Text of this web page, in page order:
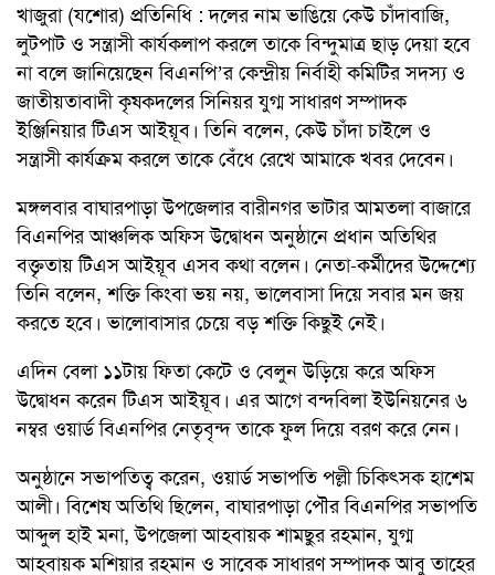
খাজুরা (যশোর) প্রতিনিধি : দলের নাম ভাঙিয়ে কেউ চাঁদাবাজি,
লুটপাট ও সন্ত্রাসী কার্যকলাপ করলে তাকে বিন্দুমাত্র ছাড় দেয়া হবে
না বলে জানিয়েছেন বিএনপি’র কেন্দ্রীয় নির্বাহী কমিটির সদস্য ও
জাতীয়তাবাদী কৃষকদলের সিনিয়র যুগ্ম সাধারণ সম্পাদক
ইঞ্জিনিয়ার টিএস আইয়ূব। তিনি বলেন, কেউ চাঁদা চাইলে ও
সন্ত্রাসী কার্যক্রম করলে তাকে বেঁধে রেখে আমাকে খবর দেবেন।
মঙ্গলবার বাঘারপাড়া উপজেলার বারীনগর ভাটার আমতলা বাজারে
বিএনপির আঞ্চলিক অফিস উদ্বোধন অনুষ্ঠানে প্রধান অতিথির
বক্তৃতায় টিএস আইয়ূব এসব কথা বলেন। নেতা-কর্মীদের উদ্দেশ্যে
তিনি বলেন, শক্তি কিংবা ভয় নয়, ভালেবাসা দিয়ে সবার মন জয়
করতে হবে। ভালোবাসার চেয়ে বড় শক্তি কিছুই নেই।
এদিন বেলা ১১টায় ফিতা কেটে ও বেলুন উড়িয়ে করে অফিস
উদ্বোধন করেন টিএস আইয়ূব। এর আগে বন্দবিলা ইউনিয়নের ৬
নম্বর ওয়ার্ড বিএনপির নেতৃবৃন্দ তাকে ফুল দিয়ে বরণ করে নেন।
অনুষ্ঠানে সভাপতিত্ব করেন, ওয়ার্ড সভাপতি পল্লী চিকিৎসক হাশেম
আলী। বিশেষ অতিথি ছিলেন, বাঘারপাড়া পৌর বিএনপির সভাপতি
আব্দুল হাই মনা, উপজেলা আহবায়ক শামছুর রহমান, যুগ্ম
আহবায়ক মশিয়ার রহমান ও সাবেক সাধারণ সম্পাদক আবু তাহের